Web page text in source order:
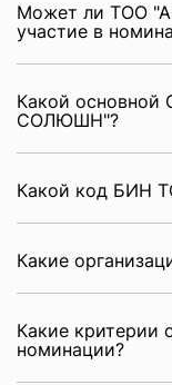
Может ли ТОО
участие в
Какой
СОЛЮШН"?
Какой код БИН
Какие
Какие критерии
номинации?